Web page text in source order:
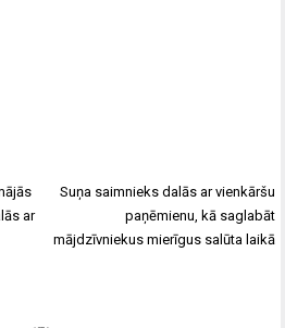
ar
Suņa saimnieks dalās ar vienkāršu
paņēmienu, kā saglabāt
mājdzīvniekus mierīgus salūta laikā